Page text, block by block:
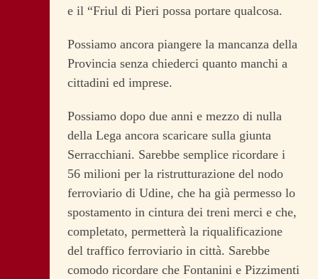
e il “Friul di Pieri possa portare qualcosa.
Possiamo ancora piangere la mancanza della
Provincia senza chiederci quanto manchi a
cittadini ed imprese.
Possiamo dopo due anni e mezzo di nulla
della Lega ancora scaricare sulla giunta
Serracchiani. Sarebbe semplice ricordare i
56 milioni per la ristrutturazione del nodo
ferroviario di Udine, che ha già permesso lo
spostamento in cintura dei treni merci e che,
completato, permetterà la riqualificazione
del traffico ferroviario in città. Sarebbe
comodo ricordare che Fontanini e Pizzimenti